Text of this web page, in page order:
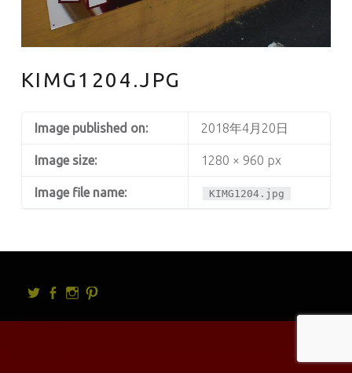
KIMG1204.JPG
Image published on: 2018年4月20日
Image size: 1280 × 960 px
Image file name: KIMG1204.jpg
Twitterfacebook
Instagram